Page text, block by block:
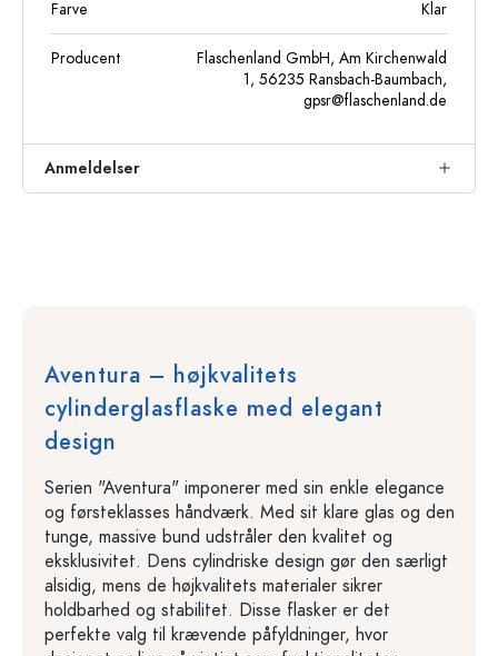
Farve Klar
Producent
Flaschenland GmbH, Am Kirchenwald
1, 56235 Ransbach-Baumbach,
gpsr@flaschenland.de
Anmeldelser
Aventura – højkvalitets
cylinderglasflaske med elegant
design
Serien "Aventura" imponerer med sin enkle elegance
og førsteklasses håndværk. Med sit klare glas og den
tunge, massive bund udstråler den kvalitet og
eksklusivitet. Dens cylindriske design gør den særligt
alsidig, mens de højkvalitets materialer sikrer
holdbarhed og stabilitet. Disse flasker er det
perfekte valg til krævende påfyldninger, hvor